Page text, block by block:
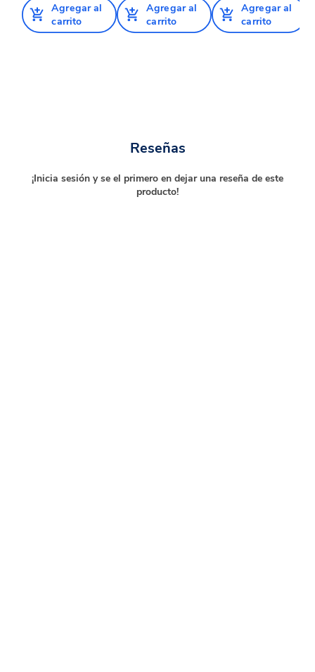
Agregar al
carrito
Agregar al
carrito
Agregar al
carrito
Reseñas
¡Inicia sesión y se el primero en dejar una reseña de este
producto!